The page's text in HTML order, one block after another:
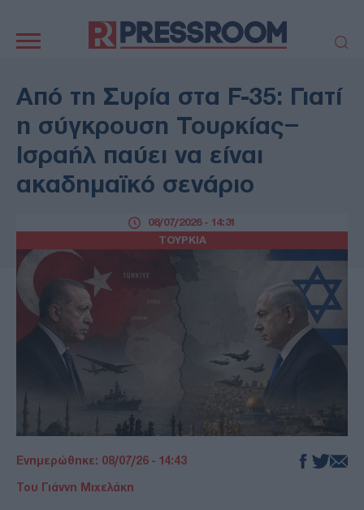
πλοήγηση
ΠΟΛΙΤΙΚΗ
ΤΟΥΡΚΙΑ
ΕΚΚΛΗΣΙΑ
ΑΜΥΝΑ
ΔΙΕΘΝΗ
ΚΥΠΡΟΣ
MEDIA
LIFESTYLE
AUTO - MOTO
ΓΑΣΤΡΟΝΟΜΙΑ
ΥΓΕΙΑ
ΑΡΘΡΟΓΡΑΦΙΑ
Από τη Συρία στα F-35: Γιατί
η σύγκρουση Τουρκίας–
Ισραήλ παύει να είναι
ακαδημαϊκό σενάριο
ΤΟΥΡΚΙΑ
08/07/2026 - 14:31
Ενημερώθηκε: 08/07/26 - 14:43
Του Γιάννη Μιχελάκη